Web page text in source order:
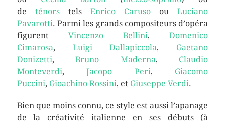
de ténorstels Enrico Caruso ouLuciano
Pavarotti. Parmi les grands compositeurs d’opéra
figurent Vincenzo Bellini,Domenico
Cimarosa, Luigi Dallapiccola, Gaetano
Donizetti,Bruno Maderna, Claudio
Monteverdi,Jacopo Peri, Giacomo
Puccini, Gioachino Rossini, et Giuseppe Verdi.
Bien que moins connu, ce style est aussi l’apanage
de la créativité italienne en ses débuts (à